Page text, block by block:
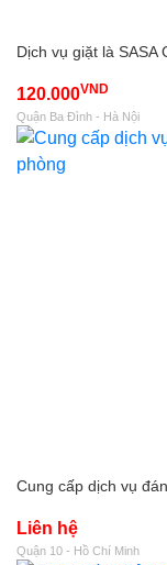
Dịch vụ giặt là SASA
120.000VND
Quận Ba Đình - Hà Nội
Cung cấp dịch vụ
Liên hệ
Quận 10 - Hồ Chí Minh